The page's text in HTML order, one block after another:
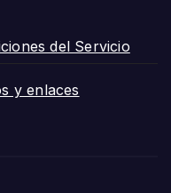
del Servicio
y enlaces